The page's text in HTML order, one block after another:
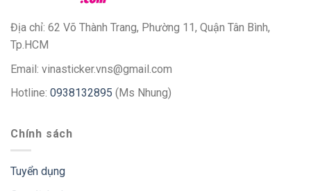
Địa chỉ: 62 Võ Thành Trang, Phường 11, Quận Tân Bình,
Tp.HCM
Email: vinasticker.vns@gmail.com
Hotline: 0938132895 (Ms Nhung)
Chính sách
Tuyển dụng